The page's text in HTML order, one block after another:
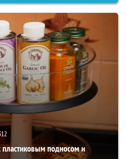
пластиковым подносом и